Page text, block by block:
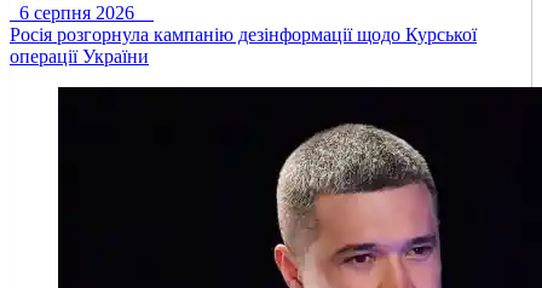
6 серпня 2026
Росія розгорнула кампанію дезінформації щодо Курської
операції України